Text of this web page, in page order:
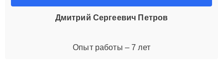
Дмитрий Сергеевич Петров
Опыт работы – 7 лет